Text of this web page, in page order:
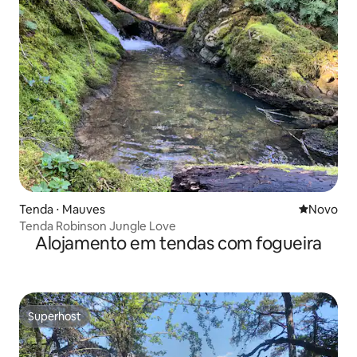
Tenda ⋅ Mauves Novo
Novo
Tenda Robinson Jungle Love
Alojamento em tendas com fogueira
Superhost
Superhost